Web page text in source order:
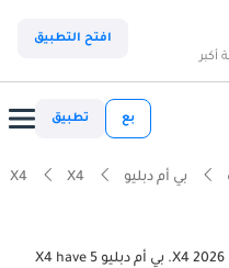
أكبر
افتح التطبيق
بع تطبيق
بي أم دبليو X4
X4
View the latest بي أم دبليو X4 2026 image gallery. بي أم دبليو X4 have 5